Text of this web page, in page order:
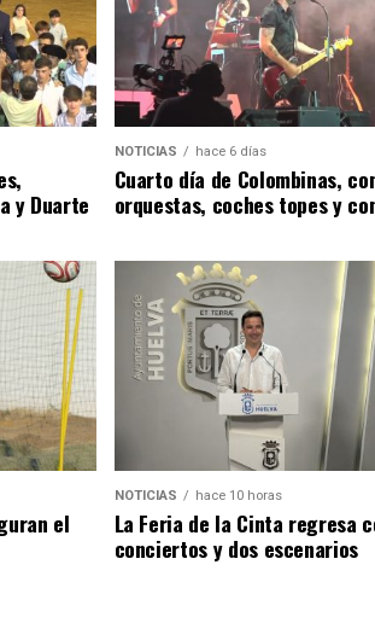
y Duarte
NOTICIAS hace 6 días
Cuarto día de Colombinas,
orquestas, coches topes y
el
NOTICIAS hace 10 horas
La Feria de la Cinta regresa
conciertos y dos escenarios